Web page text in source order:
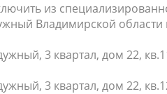
из
Владимирской
3 квартал, дом 22,
3 квартал, дом 22,